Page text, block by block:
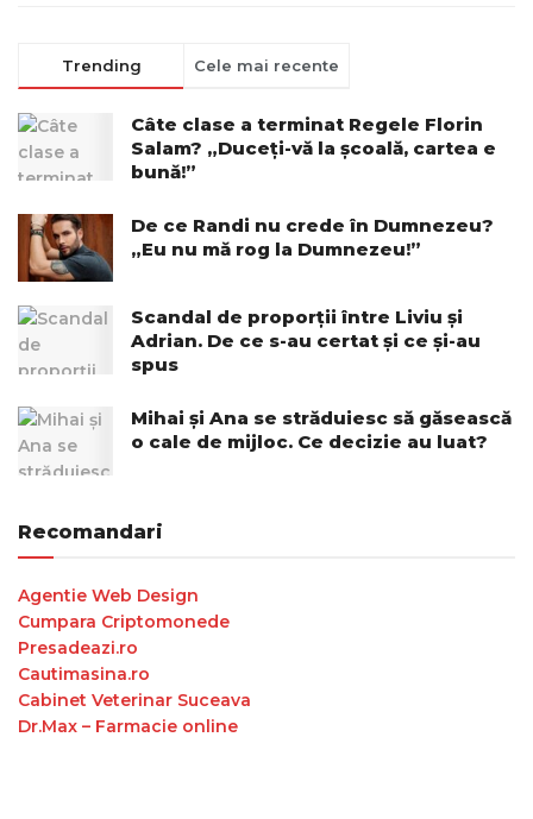
Trending Cele mai recente
Câte clase a terminat Regele Florin
Salam? „Duceți-vă la școală, cartea e
bună!”
De ce Randi nu crede în Dumnezeu?
„Eu nu mă rog la Dumnezeu!”
Scandal de proporții între Liviu și
Adrian. De ce s-au certat și ce și-au
spus
Mihai și Ana se străduiesc să găsească
o cale de mijloc. Ce decizie au luat?
Recomandari
Agentie Web Design
Cumpara Criptomonede
Presadeazi.ro
Cautimasina.ro
Cabinet Veterinar Suceava
Dr.Max – Farmacie online